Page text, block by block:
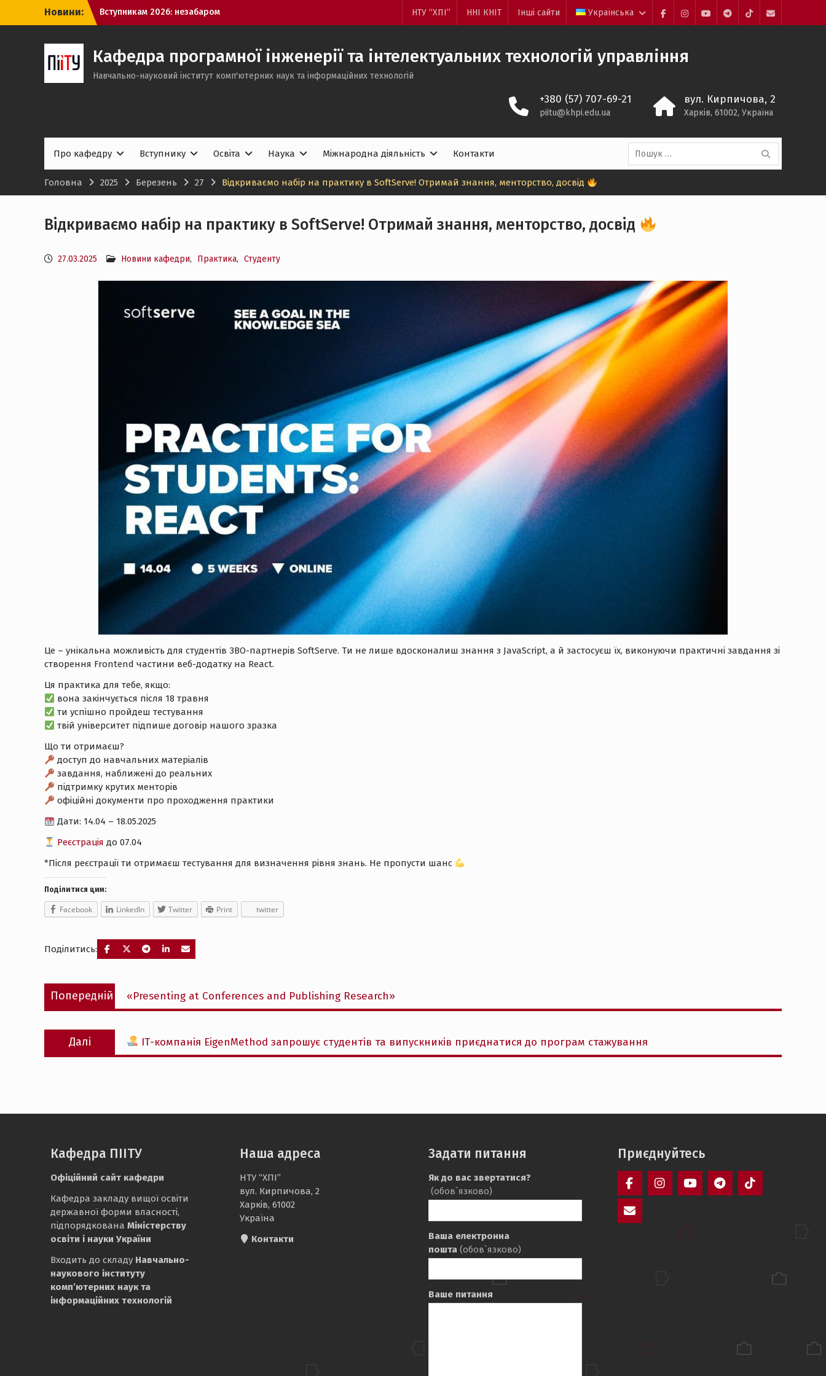
Новини:
Вступникам 2026: незабаром
з’являться рекомендації до
Триває подання заяв до НТУ «ХПІ»:
обирайте міжнародно акредитовані
освітні програми кафедри ПІІТУ
FacebookInstagram
YouTubeTelegram
TikTokMail
НТУ “ХПІ” ННІ КНІТ Інші сайти Українська
Кафедра програмної інженерії та інтелектуальних технологій управління
Навчально-науковий інститут комп'ютерних наук та інформаційних технологій
+380 (57) 707-69-21
piitu@khpi.edu.ua
вул. Кирпичова, 2
Харків, 61002, Україна
Про кафедру Вступнику Освіта Наука Міжнародна діяльність Контакти
Пошук:
Головна 2025 Березень 27 Відкриваємо набір на практику в SoftServe! Отримай знання, менторство, досвід
Відкриваємо набір на практику в SoftServe! Отримай знання, менторство, досвід
27.03.2025 Новини кафедри, Практика, Студенту
Це – унікальна можливість для студентів ЗВО-партнерів SoftServe. Ти не лише вдосконалиш знання з JavaScript, а й застосуєш їх, виконуючи практичні завдання зі
створення Frontend частини веб-додатку на React.
Ця практика для тебе, якщо:
вона закінчується після 18 травня
ти успішно пройдеш тестування
твій університет підпише договір нашого зразка
Що ти отримаєш?
доступ до навчальних матеріалів
завдання, наближені до реальних
підтримку крутих менторів
офіційні документи про проходження практики
Дати: 14.04 – 18.05.2025
Реєстрація до 07.04
*Після реєстрації ти отримаєш тестування для визначення рівня знань. Не пропусти шанс
Поділитися цим:
Facebook LinkedIn Twitter Print twitter
Поділитись:
Навігація
записів
Попередній
Попередній
запис:
«Presenting at Conferences and Publishing Research»
Далі
Наступний
запис:
ІТ-компанія EigenMethod запрошує студентів та випускників приєднатися до програм стажування
Кафедра ПІІТУ
Офіційний сайт кафедри
Кафедра закладу вищої освіти
державної форми власності,
підпорядкована Міністерству
освіти і науки України
Входить до складу Навчально-
наукового інституту
комп’ютерних наук та
інформаційних технологій
Наша адреса
НТУ “ХПІ”
вул. Кирпичова, 2
Харків, 61002
Україна
Контакти
Задати питання
Як до вас звертатися?
(обов`язково)
Ваша електронна
пошта (обов`язково)
Ваше питання
Приєднуйтесь